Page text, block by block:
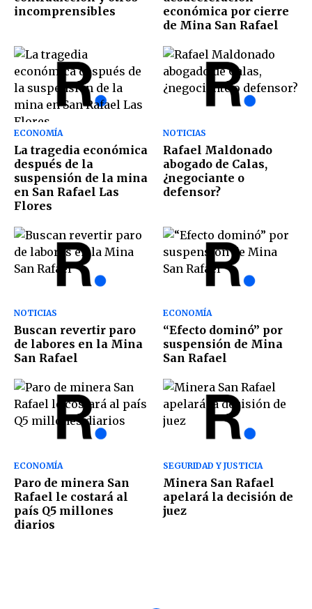
incomprensibles
económica por cierre
de Mina San Rafael
ECONOMÍA
La tragedia económica
después de la
suspensión de la mina
en San Rafael Las
Flores
NOTICIAS
Rafael Maldonado
abogado de Calas,
¿negociante o
defensor?
NOTICIAS
Buscan revertir paro
de labores en la Mina
San Rafael
ECONOMÍA
“Efecto dominó” por
suspensión de Mina
San Rafael
ECONOMÍA
Paro de minera San
Rafael le costará al
país Q5 millones
diarios
SEGURIDAD Y JUSTICIA
Minera San Rafael
apelará la decisión de
juez